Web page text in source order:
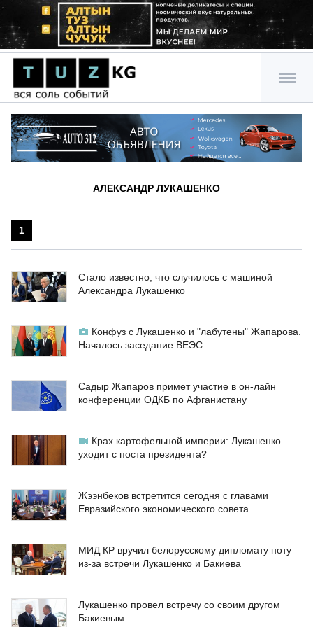
АЛЕКСАНДР ЛУКАШЕНКО
1
Стало известно, что случилось с машиной
Александра Лукашенко
Конфуз с Лукашенко и "лабутены" Жапарова.
Началось заседание ВЕЭС
Садыр Жапаров примет участие в он-лайн
конференции ОДКБ по Афганистану
Крах картофельной империи: Лукашенко
уходит с поста президента?
Жээнбеков встретится сегодня с главами
Евразийского экономического совета
МИД КР вручил белорусскому дипломату ноту
из-за встречи Лукашенко и Бакиева
Лукашенко провел встречу со своим другом
Бакиевым